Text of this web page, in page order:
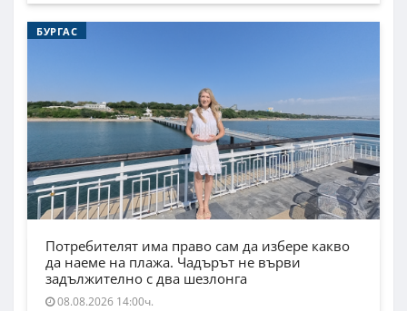
БУРГАС
Потребителят има право сам да избере какво
да наеме на плажа. Чадърът не върви
задължително с два шезлонга
08.08.2026 14:00ч.